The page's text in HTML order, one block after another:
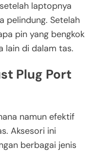
laptopnya
pelindung. Setelah
pin yang bengkok
lain di dalam tas.
Plug Port
namun efektif
Aksesori ini
berbagai jenis